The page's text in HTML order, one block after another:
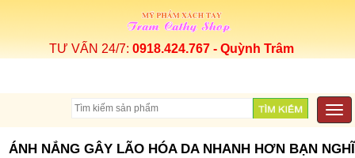
TƯ VẤN 24/7: 0918.424.767 - Quỳnh Trâm
ÁNH NẮNG GÂY LÃO HÓA DA NHANH HƠN BẠN NGHĨ